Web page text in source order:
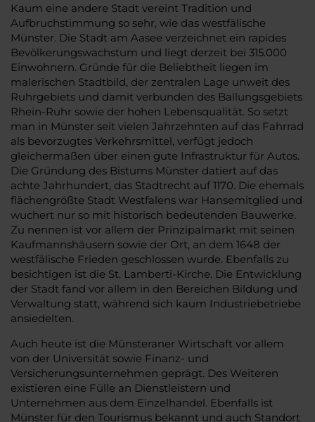
Kaum eine andere Stadt vereint Tradition und
Aufbruchstimmung so sehr, wie das westfälische
Münster. Die Stadt am Aasee verzeichnet ein rapides
Bevölkerungswachstum und liegt derzeit bei 315.000
Einwohnern. Gründe für die Beliebtheit liegen im
malerischen Stadtbild, der zentralen Lage unweit des
Ruhrgebiets und damit verbunden des Ballungsgebiets
Rhein-Ruhr sowie der hohen Lebensqualität. So setzt
man in Münster seit vielen Jahrzehnten auf das Fahrrad
als bevorzugtes Verkehrsmittel, verfügt jedoch
gleichermaßen über einen gute Infrastruktur für Autos.
Die Gründung des Bistums Münster datiert auf das
achte Jahrhundert, das Stadtrecht auf 1170. Die ehemals
flächengrößte Stadt Westfalens war Hansemitglied und
wuchert nur so mit historisch bedeutenden Bauwerke.
Zu nennen ist vor allem der Prinzipalmarkt mit seinen
Kaufmannshäusern sowie der Ort, an dem 1648 der
westfälische Frieden geschlossen wurde. Ebenfalls zu
besichtigen ist die St. Lamberti-Kirche. Die Entwicklung
der Stadt fand vor allem in den Bereichen Bildung und
Verwaltung statt, während sich kaum Industriebetriebe
ansiedelten.
Auch heute ist die Münsteraner Wirtschaft vor allem
von der Universität sowie Finanz- und
Versicherungsunternehmen geprägt. Des Weiteren
existieren eine Fülle an Dienstleistern und
Unternehmen aus dem Einzelhandel. Ebenfalls ist
Münster für den Tourismus bekannt und auch Standort